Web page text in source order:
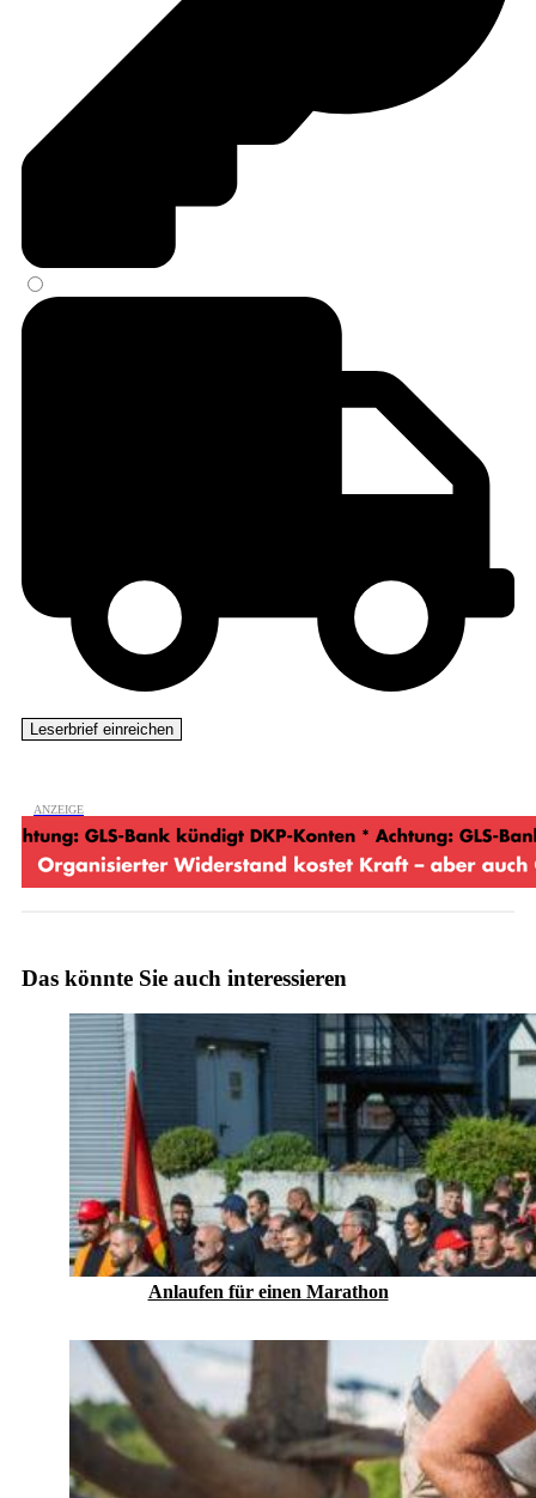
Das könnte Sie auch interessieren
Anlaufen für einen Marathon